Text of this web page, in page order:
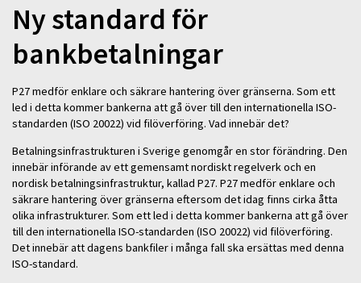
Ny standard för
bankbetalningar
P27 medför enklare och säkrare hantering över gränserna. Som ett
led i detta kommer bankerna att gå över till den internationella ISO-
standarden (ISO 20022) vid filöverföring. Vad innebär det?
Betalningsinfrastrukturen i Sverige genomgår en stor förändring. Den
innebär införande av ett gemensamt nordiskt regelverk och en
nordisk betalningsinfrastruktur, kallad P27. P27 medför enklare och
säkrare hantering över gränserna eftersom det idag finns cirka åtta
olika infrastrukturer. Som ett led i detta kommer bankerna att gå över
till den internationella ISO-standarden (ISO 20022) vid filöverföring.
Det innebär att dagens bankfiler i många fall ska ersättas med denna
ISO-standard.